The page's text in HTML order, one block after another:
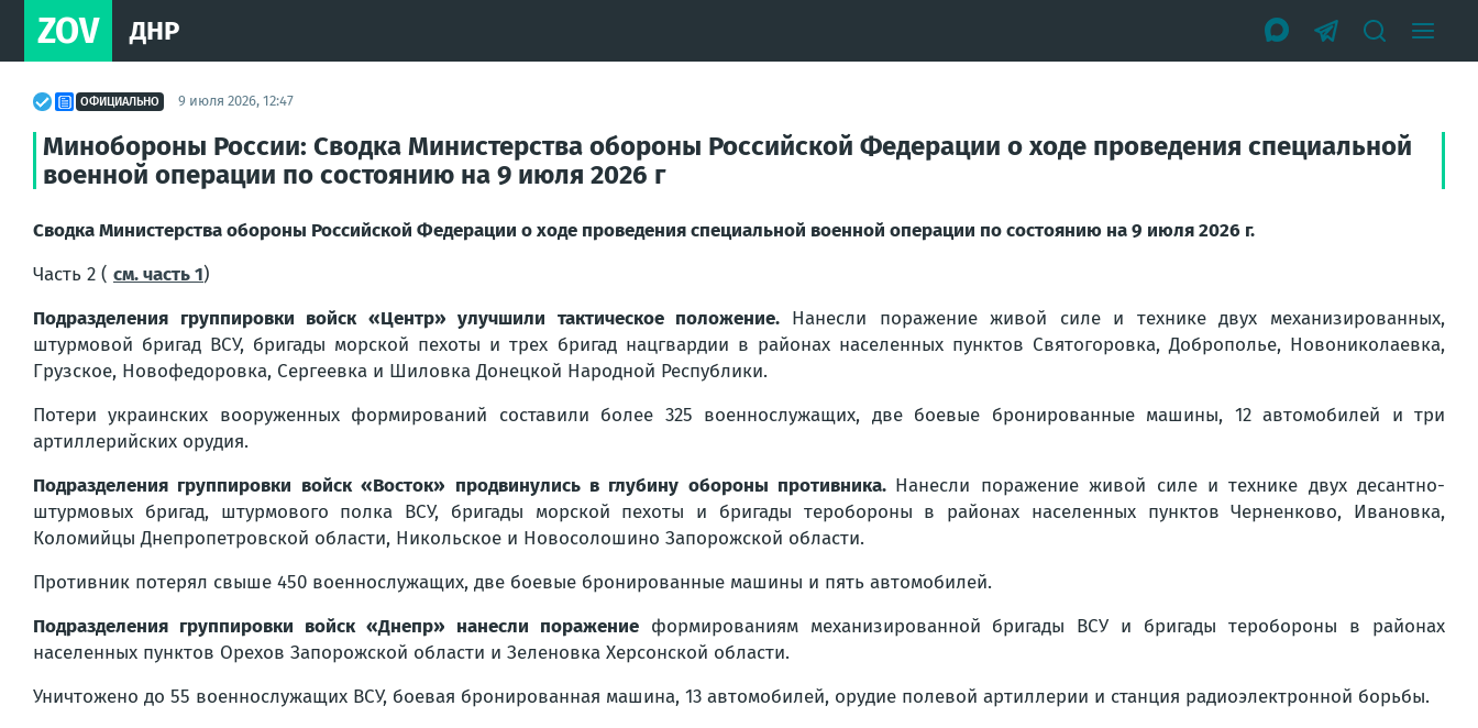
ZOV ДНР
ОФИЦИАЛЬНО 9 июля 2026, 12:47
Минобороны России: Сводка Министерства обороны Российской Федерации о ходе проведения специальной
военной операции по состоянию на 9 июля 2026 г
Сводка Министерства обороны Российской Федерации о ходе проведения специальной военной операции по состоянию на 9 июля 2026 г.
Часть 2 ( см. часть 1)
Подразделения группировки войск «Центр» улучшили тактическое положение. Нанесли поражение живой силе и технике двух механизированных,
штурмовой бригад ВСУ, бригады морской пехоты и трех бригад нацгвардии в районах населенных пунктов Святогоровка, Доброполье, Новониколаевка,
Грузское, Новофедоровка, Сергеевка и Шиловка Донецкой Народной Республики.
Потери украинских вооруженных формирований составили более 325 военнослужащих, две боевые бронированные машины, 12 автомобилей и три
артиллерийских орудия.
Подразделения группировки войск «Восток» продвинулись в глубину обороны противника. Нанесли поражение живой силе и технике двух десантно-
штурмовых бригад, штурмового полка ВСУ, бригады морской пехоты и бригады теробороны в районах населенных пунктов Черненково, Ивановка,
Коломийцы Днепропетровской области, Никольское и Новосолошино Запорожской области.
Противник потерял свыше 450 военнослужащих, две боевые бронированные машины и пять автомобилей.
Подразделения группировки войск «Днепр» нанесли поражениеформированиям механизированной бригады ВСУ и бригады теробороны в районах
населенных пунктов Орехов Запорожской области и Зеленовка Херсонской области.
Уничтожено до 55 военнослужащих ВСУ, боевая бронированная машина, 13 автомобилей, орудие полевой артиллерии и станция радиоэлектронной борьбы.